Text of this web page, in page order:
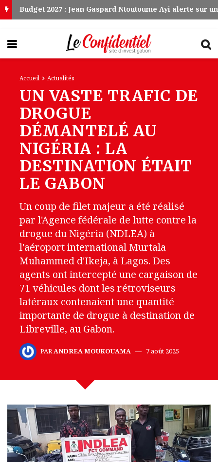
Accueil Actualités
UN VASTE TRAFIC DE
DROGUE
DÉMANTELÉ AU
NIGÉRIA : LA
DESTINATION ÉTAIT
LE GABON
Un coup de filet majeur a été réalisé
par l'Agence fédérale de lutte contre la
drogue du Nigéria (NDLEA) à
l'aéroport international Murtala
Muhammed d'Ikeja, à Lagos. Des
agents ont intercepté une cargaison de
71 véhicules dont les rétroviseurs
latéraux contenaient une quantité
importante de drogue à destination de
Libreville, au Gabon.
PARANDREA MOUKOUAMA 7 août 2025